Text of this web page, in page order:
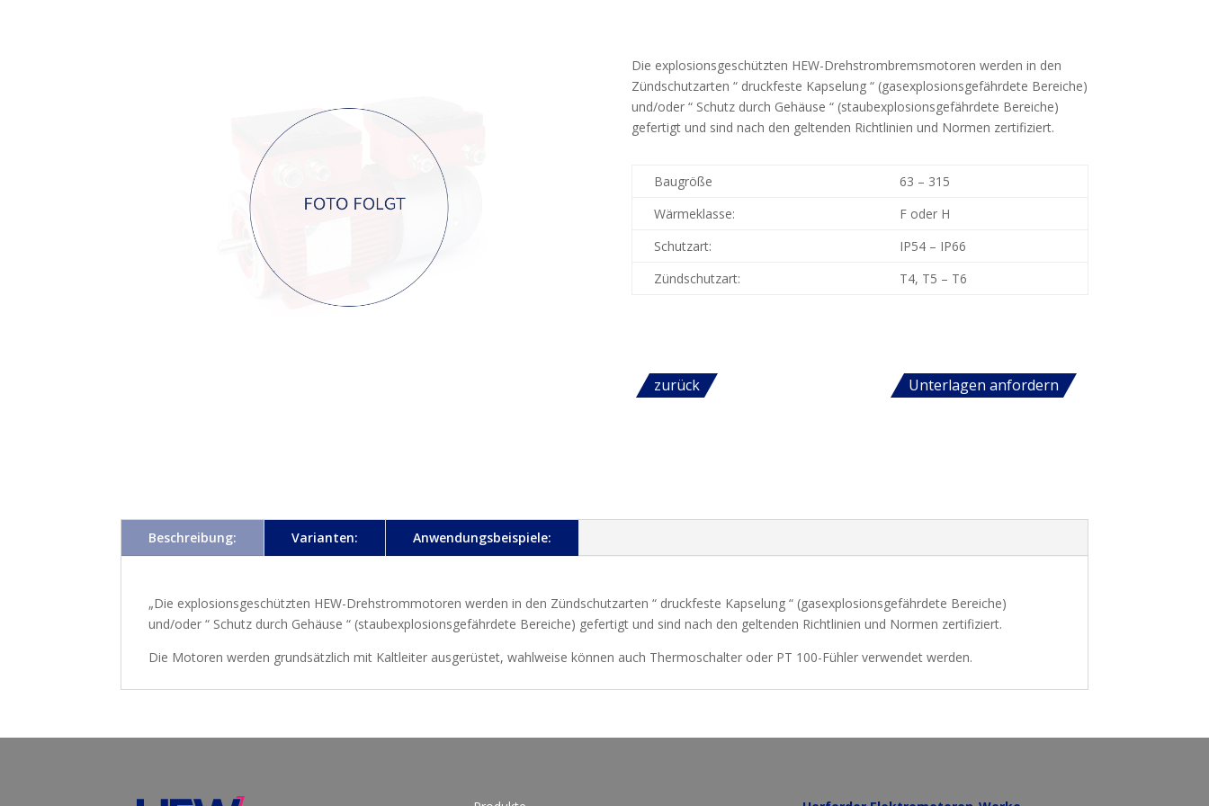
Die explosionsgeschützten HEW-Drehstrombremsmotoren werden in den
Zündschutzarten “ druckfeste Kapselung “ (gasexplosionsgefährdete Bereiche)
und/oder “ Schutz durch Gehäuse “ (staubexplosionsgefährdete Bereiche)
gefertigt und sind nach den geltenden Richtlinien und Normen zertifiziert.
Baugröße
63 – 315
Wärmeklasse:
F oder H
Schutzart:
IP54 – IP66
Zündschutzart:
T4, T5 – T6
zurück Unterlagen anfordern
Beschreibung: Varianten: Anwendungsbeispiele:
„Die explosionsgeschützten HEW-Drehstrommotoren werden in den Zündschutzarten “ druckfeste Kapselung “ (gasexplosionsgefährdete Bereiche)
und/oder “ Schutz durch Gehäuse “ (staubexplosionsgefährdete Bereiche) gefertigt und sind nach den geltenden Richtlinien und Normen zertifiziert.
Die Motoren werden grundsätzlich mit Kaltleiter ausgerüstet, wahlweise können auch Thermoschalter oder PT 100-Fühler verwendet werden.